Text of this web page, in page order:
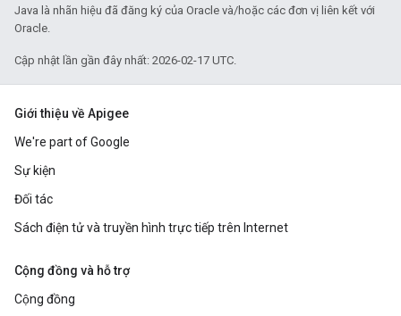
Java là nhãn hiệu đã đăng ký của Oracle và/hoặc các đơn vị liên kết với
Oracle.
Cập nhật lần gần đây nhất: 2026-02-17 UTC.
Giới thiệu về Apigee
We're part of Google
Sự kiện
Đối tác
Sách điện tử và truyền hình trực tiếp trên Internet
Cộng đồng và hỗ trợ
Cộng đồng